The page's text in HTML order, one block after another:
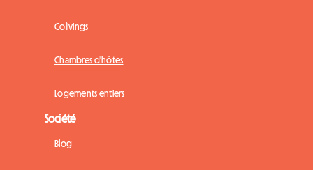
Colivings
Chambres d'hôtes
Logements entiers
Société
Blog